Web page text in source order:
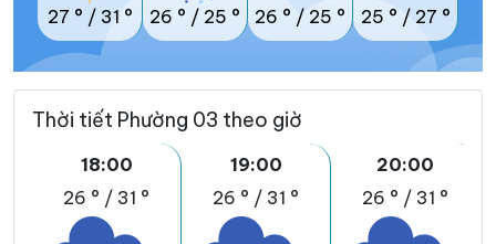
27 ° / 31 ° 26 ° / 25 ° 26 ° / 25 ° 25 ° / 27 °
Thời tiết Phường 03 theo giờ
18:00
26 ° / 31 °
19:00
26 ° / 31 °
20:00
26 ° / 31 °